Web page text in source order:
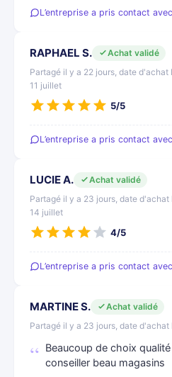
L’entreprise a pris contact
RAPHAEL S.
Achat validé
Partagé il y a 22 jours, date d'achat
11 juillet
5/5
L’entreprise a pris contact
LUCIE A.
Achat validé
Partagé il y a 23 jours, date d'achat
14 juillet
4/5
L’entreprise a pris contact
MARTINE S.
Achat validé
Partagé il y a 23 jours, date d'achat
Beaucoup de choix
conseiller beau magasins